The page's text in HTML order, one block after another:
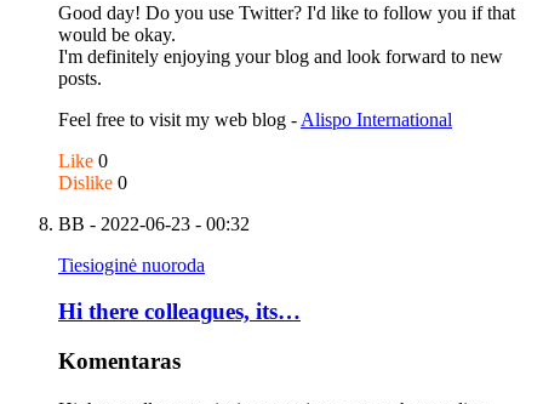
Good day! Do you use Twitter? I'd like to follow you if that
would be okay.
I'm definitely enjoying your blog and look forward to new
posts.
Feel free to visit my web blog - Alispo International
Like 0
Dislike 0
BB - 2022-06-23 - 00:32
Tiesioginė nuoroda
Hi there colleaɡues, its…
Komentaras